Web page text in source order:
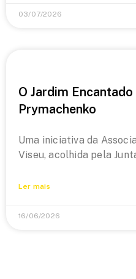
03/07/2026
O Jardim
Prymachenko
Uma iniciativa da
Viseu, acolhida pela
Ler mais
16/06/2026